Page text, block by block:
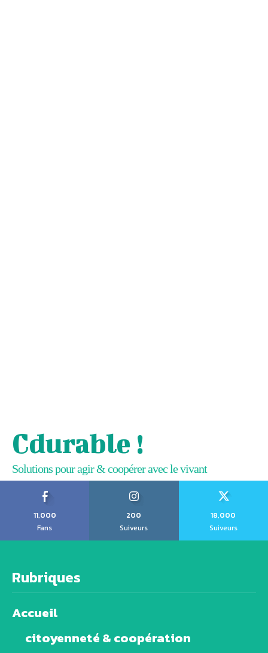
Cdurable !
Solutions pour agir & coopérer avec le vivant
11,000
Fans
200
Suiveurs
18,000
Suiveurs
Rubriques
Accueil
citoyenneté & coopération